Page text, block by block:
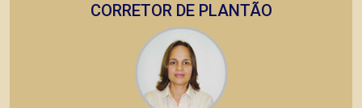
CORRETOR DE PLANTÃO